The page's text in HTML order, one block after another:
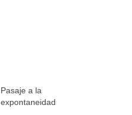
Pasaje a la
expontaneidad